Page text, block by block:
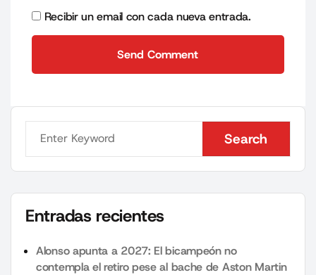
Recibir un email con cada nueva entrada.
Send Comment
Search
Search
Entradas recientes
Alonso apunta a 2027: El bicampeón no
contempla el retiro pese al bache de Aston Martin